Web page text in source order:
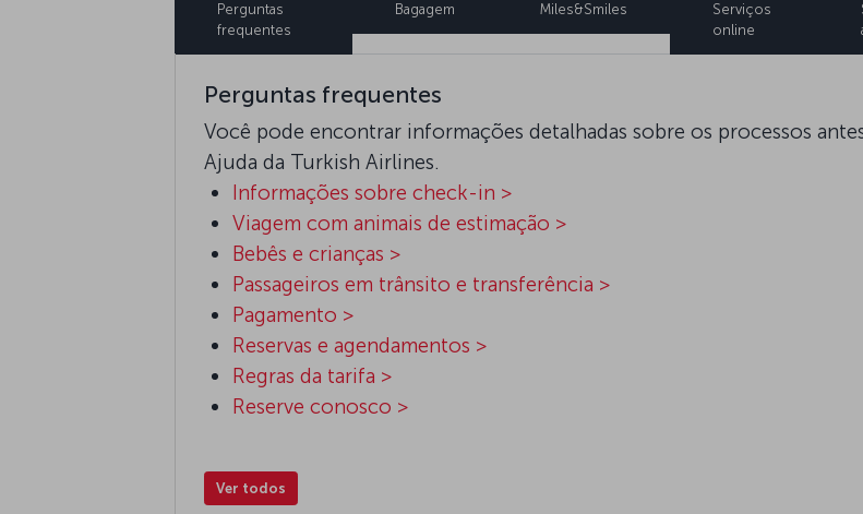
Perguntas
frequentes
Bagagem Miles&Smiles
Serviços
online
Perguntas frequentes
Você pode encontrar informações detalhadas sobre os processos
Ajuda da Turkish Airlines.
Informações sobre check-in >
Viagem com animais de estimação >
Bebês e crianças >
Passageiros em trânsito e transferência >
Pagamento >
Reservas e agendamentos >
Regras da tarifa >
Reserve conosco >
Ver todos